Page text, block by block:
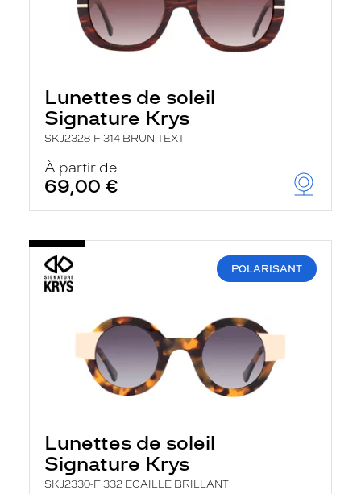
Lunettes de soleil
Signature Krys
SKJ2328-F 314 BRUN TEXT
À partir de
69,00 €
POLARISANT
Lunettes de soleil
Signature Krys
SKJ2330-F 332 ECAILLE BRILLANT